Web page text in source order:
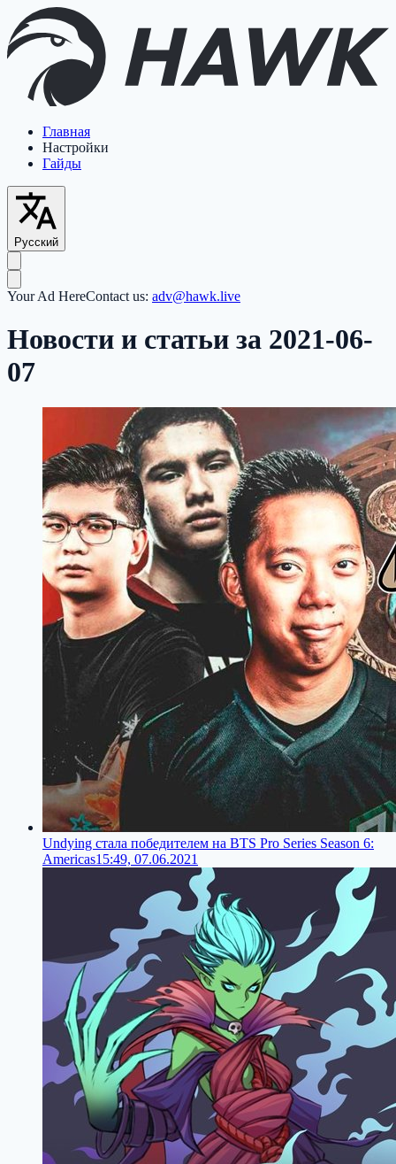
Главная
Настройки
Гайды
Русский
Your Ad HereContact us: adv@hawk.live
Новости и статьи за 2021-06-
07
Undying стала победителем на BTS Pro Series Season 6:
Americas15:49, 07.06.2021